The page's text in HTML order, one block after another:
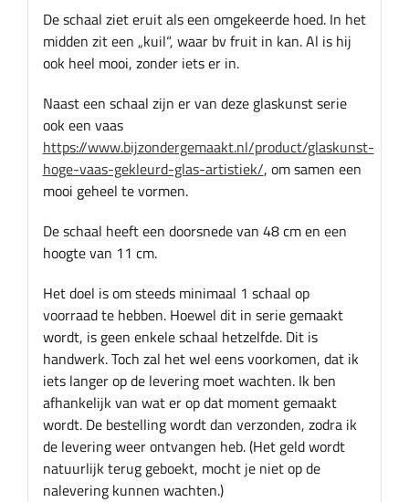
De schaal ziet eruit als een omgekeerde hoed. In het
midden zit een „kuil“, waar bv fruit in kan. Al is hij
ook heel mooi, zonder iets er in.
Naast een schaal zijn er van deze glaskunst serie
ook een vaas
https://www.bijzondergemaakt.nl/product/glaskunst-
hoge-vaas-gekleurd-glas-artistiek/, om samen een
mooi geheel te vormen.
De schaal heeft een doorsnede van 48 cm en een
hoogte van 11 cm.
Het doel is om steeds minimaal 1 schaal op
voorraad te hebben. Hoewel dit in serie gemaakt
wordt, is geen enkele schaal hetzelfde. Dit is
handwerk. Toch zal het wel eens voorkomen, dat ik
iets langer op de levering moet wachten. Ik ben
afhankelijk van wat er op dat moment gemaakt
wordt. De bestelling wordt dan verzonden, zodra ik
de levering weer ontvangen heb. (Het geld wordt
natuurlijk terug geboekt, mocht je niet op de
nalevering kunnen wachten.)